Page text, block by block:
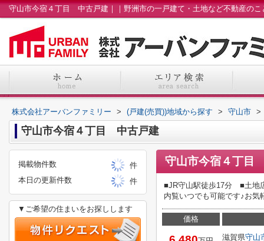
株式会社アーバンファミリー > (戸建(売買))地域から探す > 守山市 >
守山市今宿４丁目 中古戸建
守山市今宿４丁目
■JR守山駅徒歩17分 ■土地
内覧いつでも可能です♪お気
価格
滋賀県守山
掲載物件数
件
本日の更新件数
件
▼ご希望の住まいをお探しします